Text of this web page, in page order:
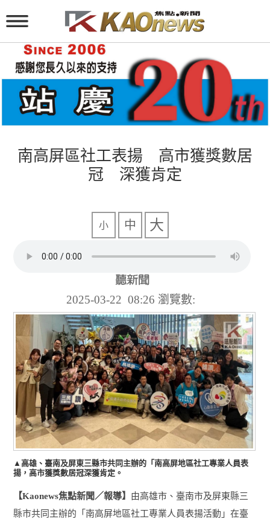
南高屏區社工表揚 高市獲獎數居
冠 深獲肯定
小 中 大
2025-03-22 08:26 瀏覽數:
▲高雄、臺南及屏東三縣市共同主辦的「南高屏地區社工專業人員表
揚，高市獲獎數居冠深獲肯定。
【Kaonews焦點新聞／報導】 由高雄市、臺南市及屏東縣三
縣市共同主辦的「南高屏地區社工專業人員表揚活動」在臺